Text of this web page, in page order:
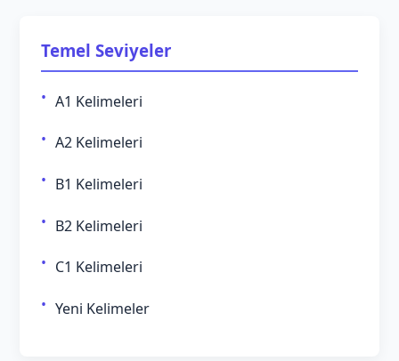
Temel Seviyeler
A1 Kelimeleri
A2 Kelimeleri
B1 Kelimeleri
B2 Kelimeleri
C1 Kelimeleri
Yeni Kelimeler